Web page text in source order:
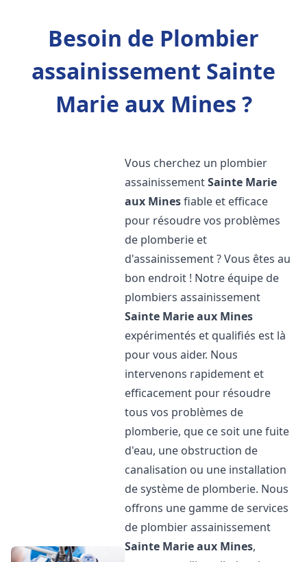
Besoin de Plombier
assainissement Sainte
Marie aux Mines ?
Vous cherchez un plombier
assainissementSainte Marie
aux Minesfiable et efficace
pour résoudre vos problèmes
de plomberie et
d'assainissement ? Vous êtes au
bon endroit ! Notre équipe de
plombiers assainissement
Sainte Marie aux Mines
expérimentés et qualifiés est là
pour vous aider. Nous
intervenons rapidement et
efficacement pour résoudre
tous vos problèmes de
plomberie, que ce soit une fuite
d'eau, une obstruction de
canalisation ou une installation
de système de plomberie. Nous
offrons une gamme de services
de plombier assainissement
Sainte Marie aux Mines,